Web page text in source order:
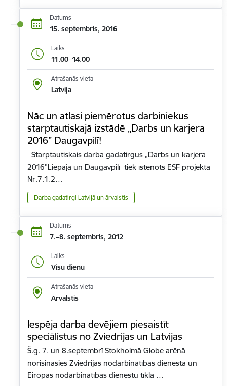
Datums
15. septembris, 2016
Laiks
11.00–14.00
Atrašanās vieta
Latvija
Nāc un atlasi piemērotus darbiniekus
starptautiskajā izstādē „Darbs un karjera
2016” Daugavpilī!
Starptautiskais darba gadatirgus „Darbs un karjera
2016”Liepājā un Daugavpilī tiek īstenots ESF projekta
Nr.7.1.2…
Darba gadatirgi Latvijā un ārvalstīs
Datums
7.–8. septembris, 2012
Laiks
Visu dienu
Atrašanās vieta
Ārvalstis
Iespēja darba devējiem piesaistīt
speciālistus no Zviedrijas un Latvijas
Š.g. 7. un 8.septembrī Stokholmā Globe arēnā
norisināsies Zviedrijas nodarbinātības dienesta un
Eiropas nodarbinātības dienestu tīkla …